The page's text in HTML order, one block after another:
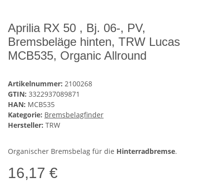
Aprilia RX 50 , Bj. 06-, PV,
Bremsbeläge hinten, TRW Lucas
MCB535, Organic Allround
Artikelnummer: 2100268
GTIN: 3322937089871
HAN: MCB535
Kategorie: Bremsbelagfinder
Hersteller: TRW
Organischer Bremsbelag für die Hinterradbremse.
16,17 €